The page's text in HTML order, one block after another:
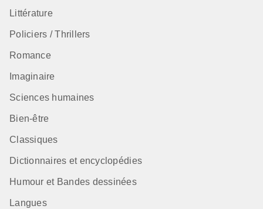
Littérature
Policiers / Thrillers
Romance
Imaginaire
Sciences humaines
Bien-être
Classiques
Dictionnaires et encyclopédies
Humour et Bandes dessinées
Langues